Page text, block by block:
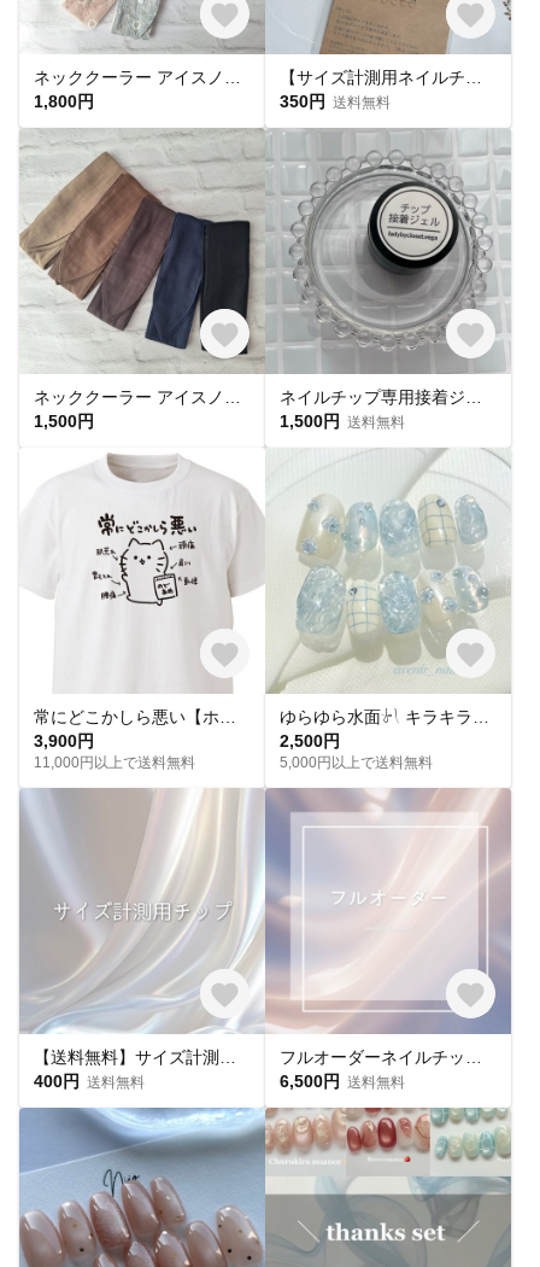
1,800円
350円 送料無料
1,500円
1,500円 送料無料
3,900円
11,000円以上で送料無料
2,500円
5,000円以上で送料無料
400円 送料無料
6,500円 送料無料